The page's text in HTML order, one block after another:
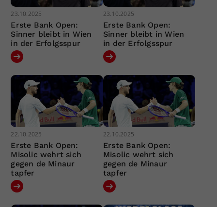
23.10.2025
Erste Bank Open:
Sinner bleibt in Wien
in der Erfolgsspur
23.10.2025
Erste Bank Open:
Sinner bleibt in Wien
in der Erfolgsspur
22.10.2025
Erste Bank Open:
Misolic wehrt sich
gegen de Minaur
tapfer
22.10.2025
Erste Bank Open:
Misolic wehrt sich
gegen de Minaur
tapfer